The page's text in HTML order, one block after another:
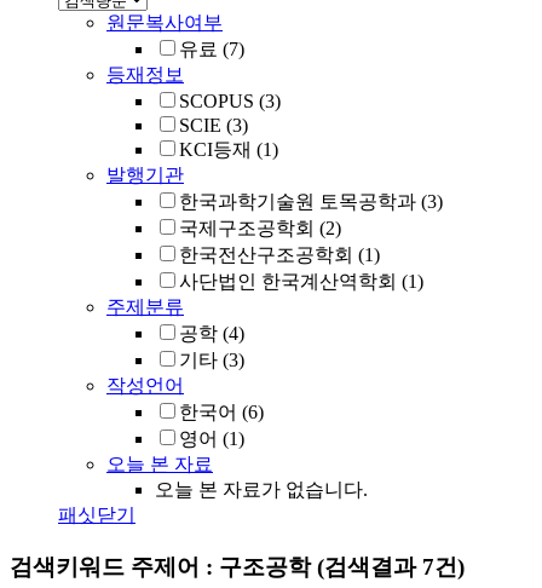
원문복사여부
유료 (7)
등재정보
SCOPUS (3)
SCIE (3)
KCI등재 (1)
발행기관
한국과학기술원 토목공학과 (3)
국제구조공학회 (2)
한국전산구조공학회 (1)
사단법인 한국계산역학회 (1)
주제분류
공학 (4)
기타 (3)
작성언어
한국어 (6)
영어 (1)
오늘 본 자료
오늘 본 자료가 없습니다.
패싯닫기
검색키워드 주제어 : 구조공학(검색결과 7건)